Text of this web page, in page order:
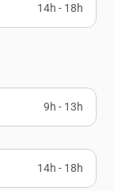
14h - 18h
9h - 13h
14h - 18h